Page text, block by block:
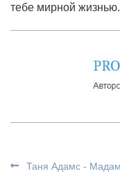
тебе мирной жизнью.
Таня Адамс - Мадам